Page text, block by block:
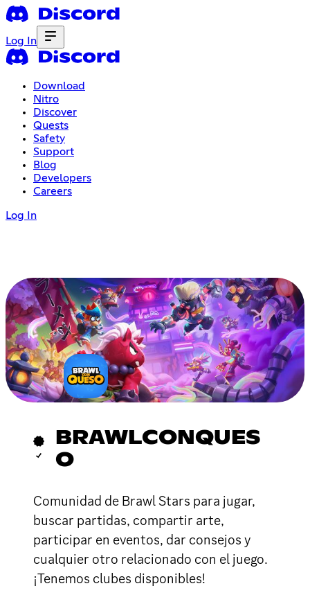
Log In
Download
Nitro
Discover
Quests
Safety
Support
Blog
Developers
Careers
Log In
BRAWLCONQUES
O
Comunidad de Brawl Stars para jugar,
buscar partidas, compartir arte,
participar en eventos, dar consejos y
cualquier otro relacionado con el juego.
¡Tenemos clubes disponibles!